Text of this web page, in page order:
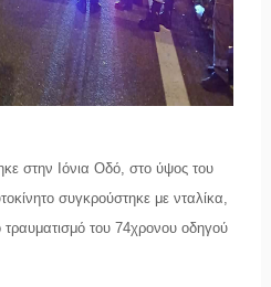
στην Ιόνια Οδό, στο ύψος του
συγκρούστηκε με νταλίκα,
του 74χρονου οδηγού